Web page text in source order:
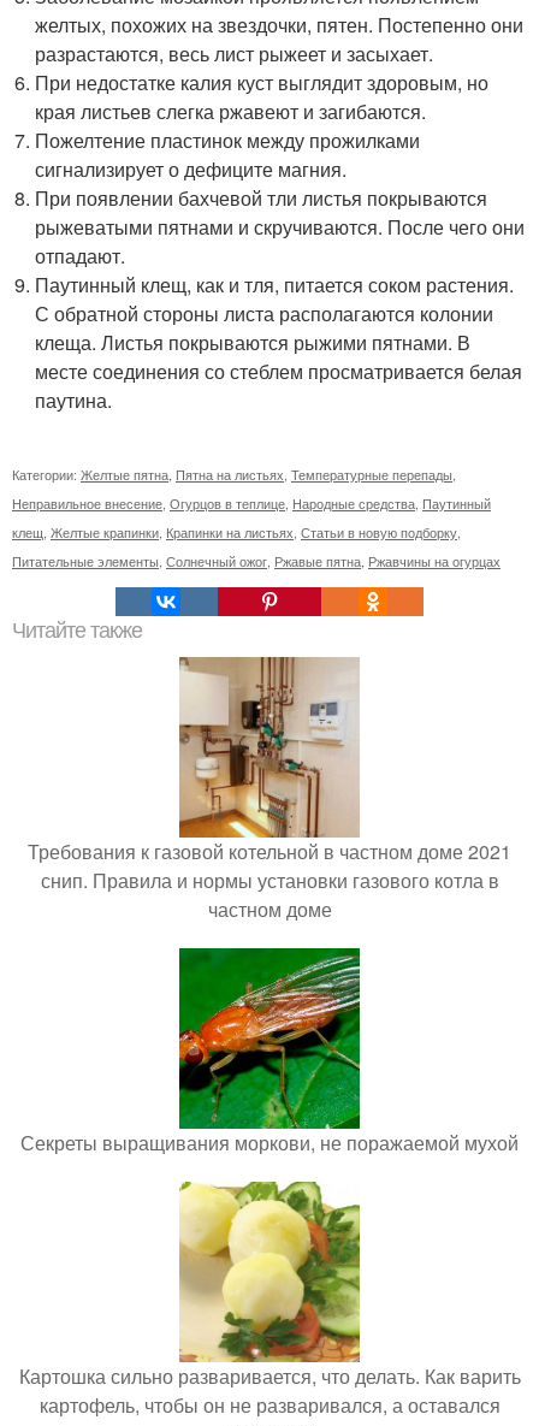
желтых, похожих на звездочки, пятен. Постепенно они
разрастаются, весь лист рыжеет и засыхает.
При недостатке калия куст выглядит здоровым, но
края листьев слегка ржавеют и загибаются.
Пожелтение пластинок между прожилками
сигнализирует о дефиците магния.
При появлении бахчевой тли листья покрываются
рыжеватыми пятнами и скручиваются. После чего они
отпадают.
Паутинный клещ, как и тля, питается соком растения.
С обратной стороны листа располагаются колонии
клеща. Листья покрываются рыжими пятнами. В
месте соединения со стеблем просматривается белая
паутина.
Категории: Желтые пятна Пятна на листьях Температурные перепады
Неправильное внесение Огурцов в теплице Народные средства Паутинный
клещ Желтые крапинки Крапинки на листьях Статьи в новую подборку
Питательные элементы Солнечный ожог Ржавые пятна Ржавчины на огурцах
Читайте также
Требования к газовой котельной в частном доме 2021
снип. Правила и нормы установки газового котла в
частном доме
Секреты выращивания моркови, не поражаемой мухой
Картошка сильно разваривается, что делать. Как варить
картофель, чтобы он не разваривался, а оставался